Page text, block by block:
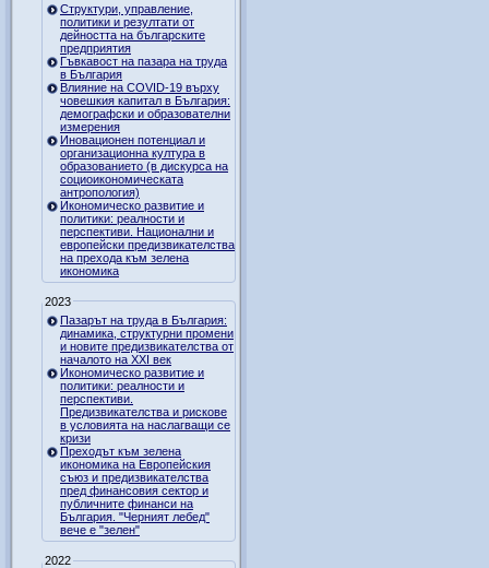
Структури, управление,
политики и резултати от
дейността на българските
предприятия
Гъвкавост на пазара на труда
в България
Влияние на COVID-19 върху
човешкия капитал в България:
демографски и образователни
измерения
Иновационен потенциал и
организационна култура в
образованието (в дискурса на
социоикономическата
антропология)
Икономическо развитие и
политики: реалности и
перспективи. Национални и
европейски предизвикателства
на прехода към зелена
икономика
2023
Пазарът на труда в България:
динамика, структурни промени
и новите предизвикателства от
началото на XXI век
Икономическо развитие и
политики: реалности и
перспективи.
Предизвикателства и рискове
в условията на наслагващи се
кризи
Преходът към зелена
икономика на Европейския
съюз и предизвикателства
пред финансовия сектор и
публичните финанси на
България. "Черният лебед"
вече е "зелен"
2022